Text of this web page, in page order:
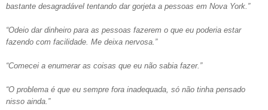
bastante desagradável tentando dar gorjeta a pessoas em Nova York.”
“Odeio dar dinheiro para as pessoas fazerem o que eu poderia estar
fazendo com facilidade. Me deixa nervosa.”
“Comecei a enumerar as coisas que eu não sabia fazer.”
“O problema é que eu sempre fora inadequada, só não tinha pensado
nisso ainda.”